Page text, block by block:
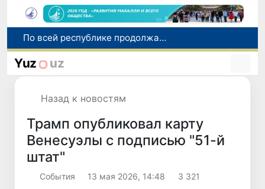
Оказавшийся в сложной ситуации в Германии соотечественник возвращен в Узбекистан
В Узбекистане определили порядок создания и эксплуатации платных автодорог
Yuz uz
Назад к новостям
Трамп опубликовал карту
Венесуэлы с подписью "51-й
штат"
Cобытия 13 мая 2026, 14:48 3 321